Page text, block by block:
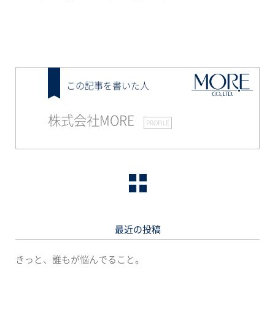
この記事を書いた人
株式会社MORE PROFILE
最近の投稿
きっと、誰もが悩んでること。